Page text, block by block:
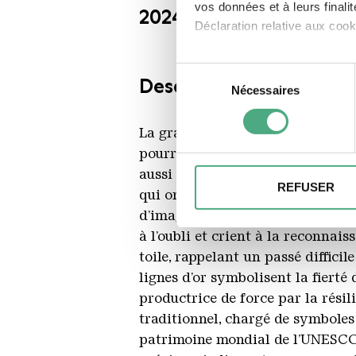
vos données et à leurs
Déclaration relative aux
Si vous le permettez, nous
Collecter des
Identifier votre appareil
digitales).
Détails ». Vous pouvez
notre site avec nos
informations avec d'autres
des services.
du
consentement
Nécessaires
REFUSER
2024
Description
La grandeur de l’Afrique se
pourra jamais quantifier. Les
aussi un hymne à tous les
qui ont laissé leur empreinte,
d’images d’archives. Des
à l’oubli et crient à la
toile, rappelant un passé
lignes d’or symbolisent la
productrice de force par la
traditionnel, chargé de
patrimoine mondial de